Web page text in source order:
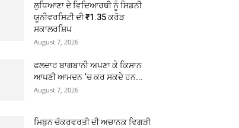
ਲੁਧਿਆਣਾ ਦੇ ਵਿਦਿਆਰਥੀ ਨੂੰ ਸਿਡਨੀ
ਯੂਨੀਵਰਸਿਟੀ ਦੀ ₹1.35 ਕਰੋੜ
ਸਕਾਲਰਸ਼ਿਪ
August 7, 2026
ਫਲਦਾਰ ਬਾਗਬਾਨੀ ਅਪਣਾ ਕੇ ਕਿਸਾਨ
ਆਪਣੀ ਆਮਦਨ ‘ਚ ਕਰ ਸਕਦੇ ਹਨ...
August 7, 2026
ਮਿਥੁਨ ਚੱਕਰਵਰਤੀ ਦੀ ਅਚਾਨਕ ਵਿਗੜੀ